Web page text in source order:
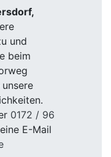
und
beim
0172 / 96
E-Mail